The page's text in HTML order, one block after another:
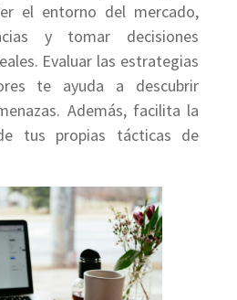
el entorno del mercado,
y tomar decisiones
Evaluar las estrategias
te ayuda a descubrir
Además, facilita la
tus propias tácticas de